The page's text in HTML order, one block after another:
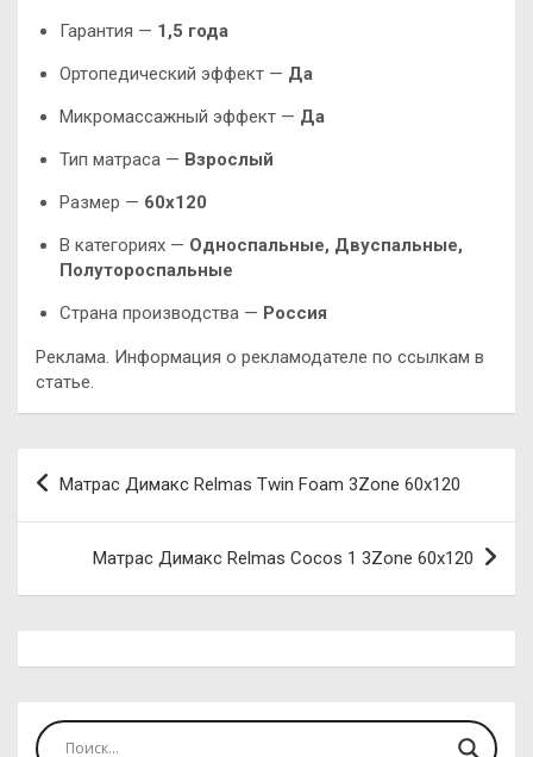
Гарантия — 1,5 года
Ортопедический эффект — Да
Микромассажный эффект — Да
Тип матраса — Взрослый
Размер — 60х120
В категориях — Односпальные, Двуспальные,
Полутороспальные
Страна производства — Россия
Реклама. Информация о рекламодателе по ссылкам в
статье.
Навигация
по
Матрас Димакс Relmas Twin Foam 3Zone 60х120
Матрас Димакс Relmas Cocos 1 3Zone 60х120